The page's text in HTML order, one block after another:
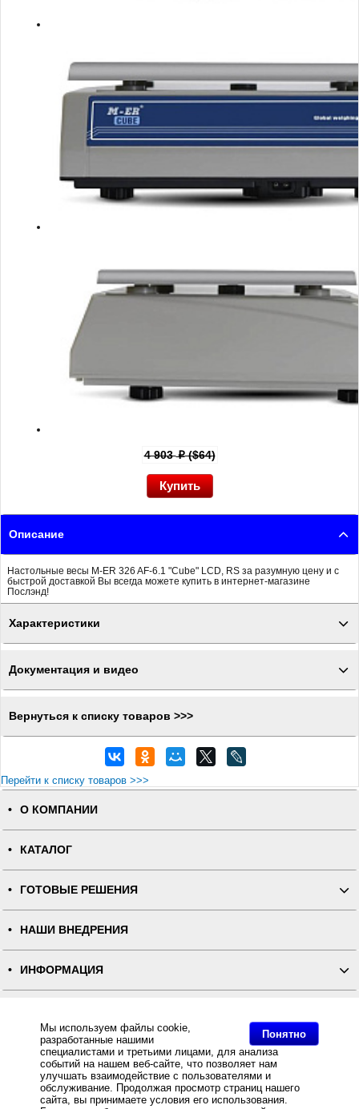
Понятно
Мы используем файлы cookie,
разработанные нашими
специалистами и третьими лицами, для анализа
событий на нашем веб-сайте, что позволяет нам
улучшать взаимодействие с пользователями и
обслуживание. Продолжая просмотр страниц нашего
сайта, вы принимаете условия его использования.
4 903p($64)
Описание
Настольные весы M-ER 326 AF-6.1 "Cube" LCD, RS за разумную цену и с
быстрой доставкой Вы всегда можете купить в интернет-магазине
Послэнд!
Характеристики
Документация и видео
Вернуться к списку товаров >>>
Перейти к списку товаров >>>
О КОМПАНИИ
КАТАЛОГ
ГОТОВЫЕ РЕШЕНИЯ
НАШИ ВНЕДРЕНИЯ
ИНФОРМАЦИЯ
ПОЛНАЯ ВЕРСИЯ
Интернет-магазин "ПОСЛЭНД" - торгового оборудования, оборудования для автоматизации общепита и
торговли, расходных материалов
Все права защищены, ООО "ПОСЛЭНД" © 2008-2026.
Политика конфиденциальности